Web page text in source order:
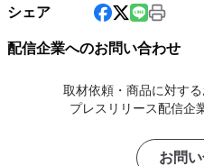
シェア
配信企業へのお問い合わせ
取材依頼・商品に対する
プレスリリース配信企
お問